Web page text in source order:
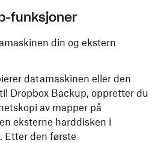
funksjoner
din og ekstern
datamaskinen eller den
Dropbox Backup, oppretter du
av mapper på
eksterne harddisken i
Etter den første